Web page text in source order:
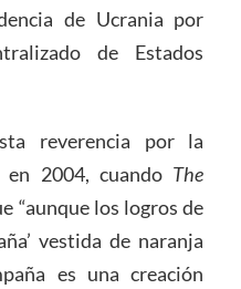
de Ucrania por
de Estados
reverencia por la
en 2004, cuando The
“aunque los logros de
vestida de naranja
es una creación